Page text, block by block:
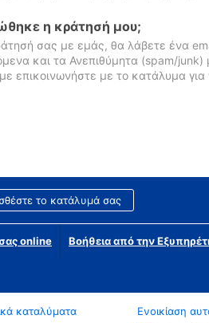
η κράτησή μου;
σας με εμάς, θα λάβετε ένα
και τα Ανεπιθύμητα (spam/
επικοινωνήστε με το κατάλυμα
το κατάλυμά σας
online Βοήθεια από την
καταλύματα
Ενοικίαση